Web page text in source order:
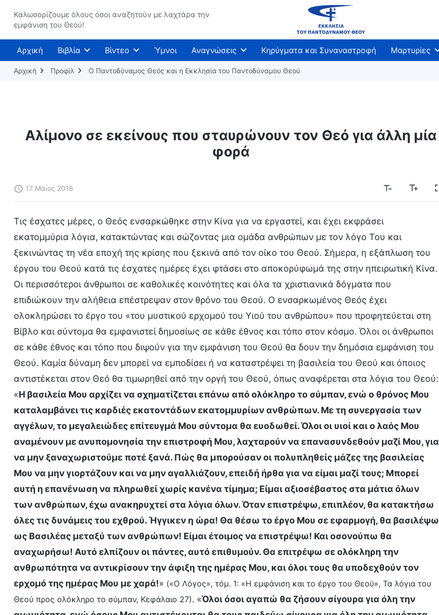
Καλωσορίζουμε όλους όσοι αναζητούν με λαχτάρα την
εμφάνιση του Θεού!
Αρχική Βιβλία Βίντεο Ύμνοι Αναγνώσεις Κηρύγματα και Συναναστροφή Μαρτυρίες
Αρχική Προφίλ Ο Παντοδύναμος Θεός και η Εκκλησία του Παντοδύναμου Θεού
Αλίμονο σε εκείνους που σταυρώνουν τον Θεό για άλλη μία
φορά
17 Μάιος 2018
Τις έσχατες μέρες, ο Θεός ενσαρκώθηκε στην Κίνα για να εργαστεί, και έχει εκφράσει
εκατομμύρια λόγια, κατακτώντας και σώζοντας μια ομάδα ανθρώπων με τον λόγο Του και
ξεκινώντας τη νέα εποχή της κρίσης που ξεκινά από τον οίκο του Θεού. Σήμερα, η εξάπλωση του
έργου του Θεού κατά τις έσχατες ημέρες έχει φτάσει στο αποκορύφωμά της στην ηπειρωτική Κίνα.
Οι περισσότεροι άνθρωποι σε καθολικές κοινότητες και όλα τα χριστιανικά δόγματα που
επιδιώκουν την αλήθεια επέστρεψαν στον θρόνο του Θεού. Ο ενσαρκωμένος Θεός έχει
ολοκληρώσει το έργο του «του μυστικού ερχομού του Υιού του ανθρώπου» που προφητεύεται στη
Βίβλο και σύντομα θα εμφανιστεί δημοσίως σε κάθε έθνος και τόπο στον κόσμο. Όλοι οι άνθρωποι
σε κάθε έθνος και τόπο που διψούν για την εμφάνιση του Θεού θα δουν την δημόσια εμφάνιση του
Θεού. Καμία δύναμη δεν μπορεί να εμποδίσει ή να καταστρέψει τη βασιλεία του Θεού και όποιος
αντιστέκεται στον Θεό θα τιμωρηθεί από την οργή του Θεού, όπως αναφέρεται στα λόγια του Θεού:
«Η βασιλεία Μου αρχίζει να σχηματίζεται επάνω από ολόκληρο το σύμπαν, ενώ ο θρόνος Μου
καταλαμβάνει τις καρδιές εκατοντάδων εκατομμυρίων ανθρώπων. Με τη συνεργασία των
αγγέλων, το μεγαλειώδες επίτευγμά Μου σύντομα θα ευοδωθεί. Όλοι οι υιοί και ο λαός Μου
αναμένουν με ανυπομονησία την επιστροφή Μου, λαχταρούν να επανασυνδεθούν μαζί Μου, για
να μην ξαναχωριστούμε ποτέ ξανά. Πώς θα μπορούσαν οι πολυπληθείς μάζες της βασιλείας
Μου να μην γιορτάζουν και να μην αγαλλιάζουν, επειδή ήρθα για να είμαι μαζί τους; Μπορεί
αυτή η επανένωση να πληρωθεί χωρίς κανένα τίμημα; Είμαι αξιοσέβαστος στα μάτια όλων
των ανθρώπων, έχω ανακηρυχτεί στα λόγια όλων. Όταν επιστρέψω, επιπλέον, θα κατακτήσω
όλες τις δυνάμεις του εχθρού. Ήγγικεν η ώρα! Θα θέσω το έργο Μου σε εφαρμογή, θα βασιλέψω
ως Βασιλέας μεταξύ των ανθρώπων! Είμαι έτοιμος να επιστρέψω! Και οσονούπω θα
αναχωρήσω! Αυτό ελπίζουν οι πάντες, αυτό επιθυμούν. Θα επιτρέψω σε ολόκληρη την
ανθρωπότητα να αντικρίσουν την άφιξη της ημέρας Μου, και όλοι τους θα υποδεχθούν τον
ερχομό της ημέρας Μου με χαρά!» («Ο Λόγος», τόμ. 1: «Η εμφάνιση και το έργο του Θεού», Τα λόγια του
Θεού προς ολόκληρο το σύμπαν, Κεφάλαιο 27). «Όλοι όσοι αγαπώ θα ζήσουν σίγουρα για όλη την